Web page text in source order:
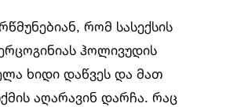
რომ სასექსის
ჰოლივუდის
ხიდი დაწვეს და მათ
აღარავინ დარჩა. რაც